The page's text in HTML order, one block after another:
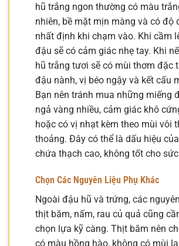
hũ trắng ngon thường có màu
nhiên, bề mặt mịn màng và có độ
nhất định khi chạm vào. Khi cầm
đậu sẽ có cảm giác nhẹ tay. Khi
hũ trắng tươi sẽ có mùi thơm đặc
đậu nành, vị béo ngậy và kết cấu
Bạn nên tránh mua những miếng
ngả vàng nhiều, cảm giác khô
hoặc có vị nhạt kèm theo mùi vôi
thoảng. Đây có thể là dấu hiệu
chứa thạch cao, không tốt cho
Chọn Các Nguyên Liệu Phụ Khác
Ngoài đậu hũ và trứng, các
thịt băm, nấm, rau củ quả cũng
chọn lựa kỹ càng. Thịt băm nên
có màu hồng hào, không có mùi